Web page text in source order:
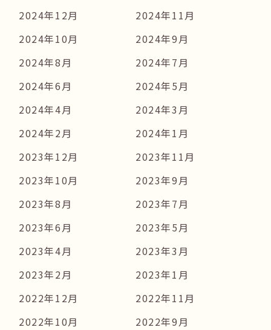
2024年12月
2024年11月
2024年10月
2024年9月
2024年8月
2024年7月
2024年6月
2024年5月
2024年4月
2024年3月
2024年2月
2024年1月
2023年12月
2023年11月
2023年10月
2023年9月
2023年8月
2023年7月
2023年6月
2023年5月
2023年4月
2023年3月
2023年2月
2023年1月
2022年12月
2022年11月
2022年10月
2022年9月